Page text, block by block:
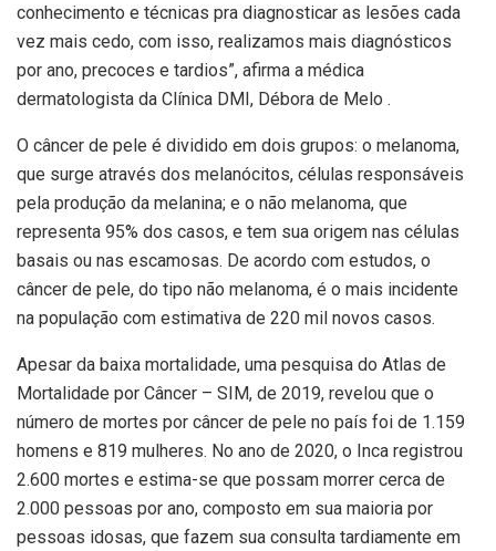
conhecimento e técnicas pra diagnosticar as lesões cada
vez mais cedo, com isso, realizamos mais diagnósticos
por ano, precoces e tardios”, afirma a médica
dermatologista da Clínica DMI, Débora de Melo .
O câncer de pele é dividido em dois grupos: o melanoma,
que surge através dos melanócitos, células responsáveis
pela produção da melanina; e o não melanoma, que
representa 95% dos casos, e tem sua origem nas células
basais ou nas escamosas. De acordo com estudos, o
câncer de pele, do tipo não melanoma, é o mais incidente
na população com estimativa de 220 mil novos casos.
Apesar da baixa mortalidade, uma pesquisa do Atlas de
Mortalidade por Câncer – SIM, de 2019, revelou que o
número de mortes por câncer de pele no país foi de 1.159
homens e 819 mulheres. No ano de 2020, o Inca registrou
2.600 mortes e estima-se que possam morrer cerca de
2.000 pessoas por ano, composto em sua maioria por
pessoas idosas, que fazem sua consulta tardiamente em